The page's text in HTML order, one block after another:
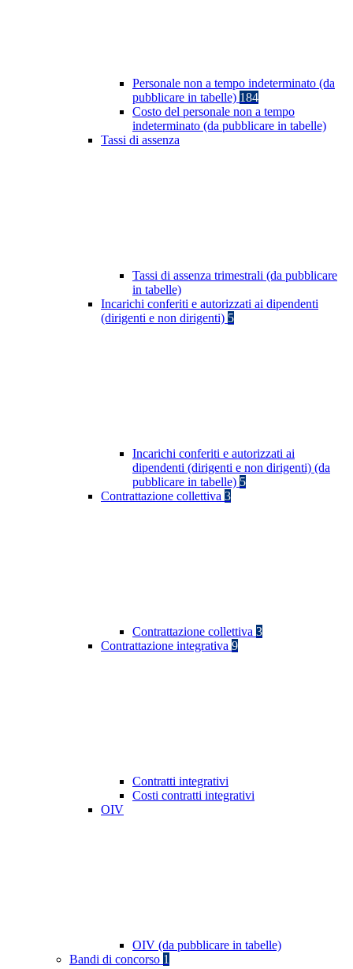
Personale non a tempo indeterminato (da
pubblicare in tabelle) 184
Costo del personale non a tempo
indeterminato (da pubblicare in tabelle)
Tassi di assenza
Tassi di assenza trimestrali (da pubblicare
in tabelle)
Incarichi conferiti e autorizzati ai dipendenti
(dirigenti e non dirigenti) 5
Incarichi conferiti e autorizzati ai
dipendenti (dirigenti e non dirigenti) (da
pubblicare in tabelle) 5
Contrattazione collettiva 3
Contrattazione collettiva 3
Contrattazione integrativa 9
Contratti integrativi
Costi contratti integrativi
OIV
OIV (da pubblicare in tabelle)
Bandi di concorso 1